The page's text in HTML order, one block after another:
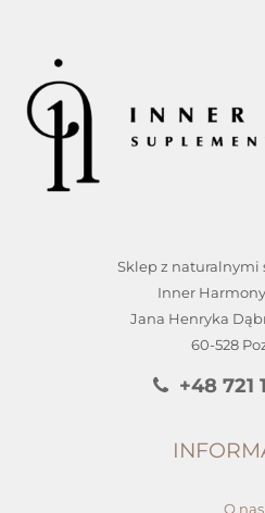
Sklep z
Inner Harmony
Jana Henryka
60-528
+48 721
O nas